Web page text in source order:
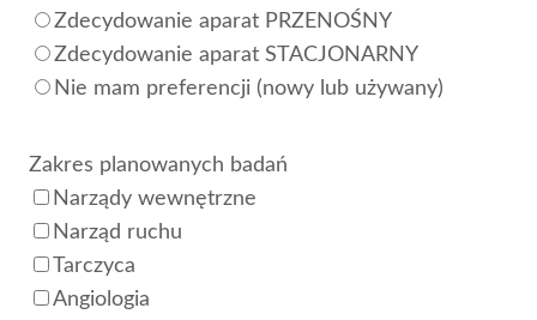
Zdecydowanie aparat PRZENOŚNY
Zdecydowanie aparat STACJONARNY
Nie mam preferencji (nowy lub używany)
Zakres planowanych badań
Narządy wewnętrzne
Narząd ruchu
Tarczyca
Angiologia